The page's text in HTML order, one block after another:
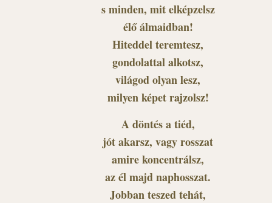
s minden, mit elképzelsz
élő álmaidban!
Hiteddel teremtesz,
gondolattal alkotsz,
világod olyan lesz,
milyen képet rajzolsz!
A döntés a tiéd,
jót akarsz, vagy rosszat
amire koncentrálsz,
az él majd naphosszat.
Jobban teszed tehát,